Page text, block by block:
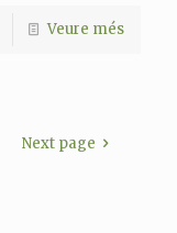
Veure més
Next page